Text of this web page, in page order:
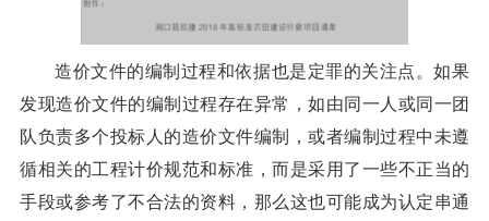
造价文件的编制过程和依据也是定罪的关注点。如果
发现造价文件的编制过程存在异常，如由同一人或同一团
队负责多个投标人的造价文件编制，或者编制过程中未遵
循相关的工程计价规范和标准，而是采用了一些不正当的
手段或参考了不合法的资料，那么这也可能成为认定串通